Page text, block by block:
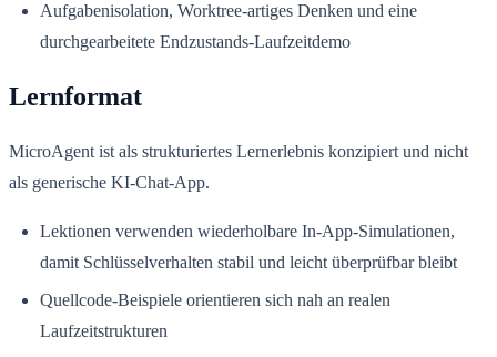
Aufgabenisolation, Worktree-artiges Denken und eine
durchgearbeitete Endzustands-Laufzeitdemo
Lernformat
MicroAgent ist als strukturiertes Lernerlebnis konzipiert und nicht
als generische KI-Chat-App.
Lektionen verwenden wiederholbare In-App-Simulationen,
damit Schlüsselverhalten stabil und leicht überprüfbar bleibt
Quellcode-Beispiele orientieren sich nah an realen
Laufzeitstrukturen